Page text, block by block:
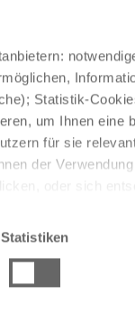
Statistik-
um Ihnen eine
für sie
der
Statistiken
1335 und
des Malers
del Friuli.
das
Wein
Habsburger